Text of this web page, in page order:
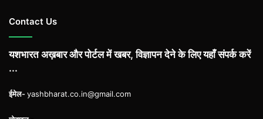
Contact Us
यशभारत अख़बार और पोर्टल में खबर, विज्ञापन देने के लिए यहाँ संपर्क करें
...
ईमेल-yashbharat.co.in@gmail.com